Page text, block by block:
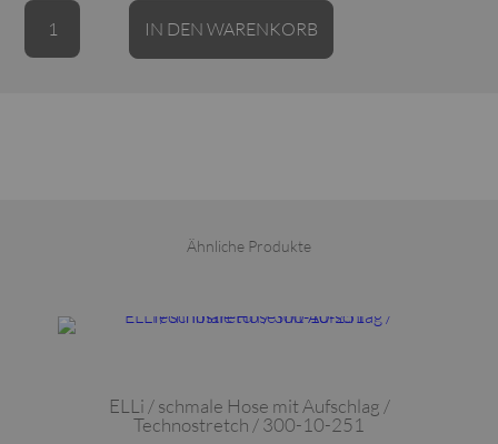
LAGOM
Jacke
IN DEN WARENKORB
Alternative:
Ähnliche Produkte
Dieses Produkt weist mehrere Varianten auf. Die Optionen können auf der Produktseite gewählt werden
ELLi / schmale Hose mit Aufschlag /
Technostretch / 300-10-251